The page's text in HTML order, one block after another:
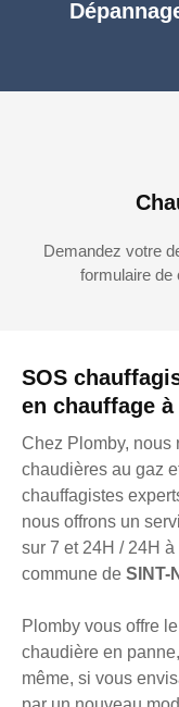
SOS
en chauffage
Chez Plomby, nous
chaudières au gaz
chauffagistes
nous offrons un
sur 7 et 24H / 24H à
commune de SINT-
Plomby vous offre
chaudière en
même, si vous
Demandez votre
formulaire de